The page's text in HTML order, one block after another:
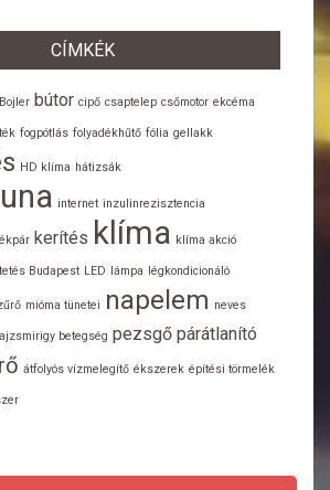
CÍMKÉK
Bojler bútor cipő csaptelep csőmotor ekcéma
fogpótlás folyadékhűtő fólia gellakk
HD klíma hátizsák
internet inzulinrezisztencia
kerítés klíma klíma akció
Budapest LED lámpa légkondicionáló
mióma tünetei napelem neves
betegség pezsgő párátlanító
átfolyós vízmelegítő ékszerek építési törmelék